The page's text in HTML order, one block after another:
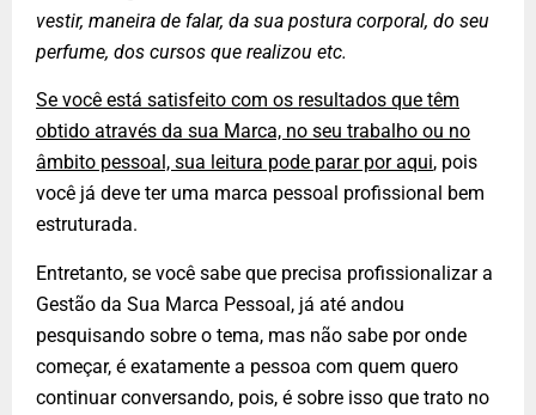
vestir, maneira de falar, da sua postura corporal, do seu
perfume, dos cursos que realizou etc.
Se você está satisfeito com os resultados que têm
obtido através da sua Marca, no seu trabalho ou no
âmbito pessoal, sua leitura pode parar por aqui, pois
você já deve ter uma marca pessoal profissional bem
estruturada.
Entretanto, se você sabe que precisa profissionalizar a
Gestão da Sua Marca Pessoal, já até andou
pesquisando sobre o tema, mas não sabe por onde
começar, é exatamente a pessoa com quem quero
continuar conversando, pois, é sobre isso que trato no